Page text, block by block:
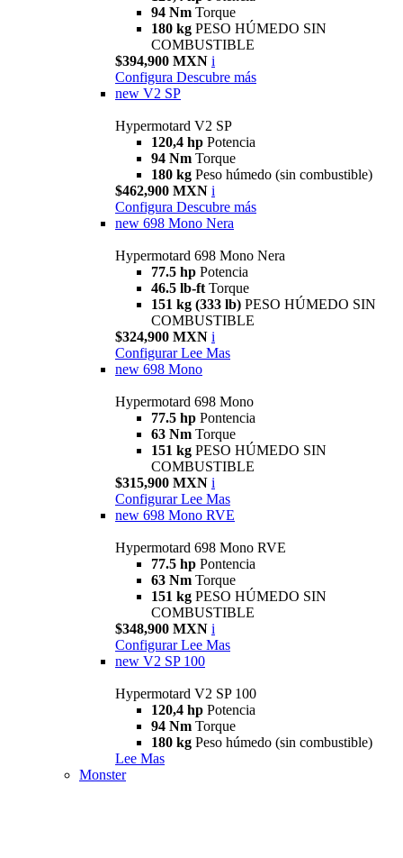
94 Nm Torque
180 kg PESO HÚMEDO SIN
COMBUSTIBLE
$394,900 MXN i
Configura Descubre más
new V2 SP
Hypermotard V2 SP
120,4 hp Potencia
94 Nm Torque
180 kg Peso húmedo (sin combustible)
$462,900 MXN i
Configura Descubre más
new 698 Mono Nera
Hypermotard 698 Mono Nera
77.5 hp Potencia
46.5 lb-ft Torque
151 kg (333 lb) PESO HÚMEDO SIN
COMBUSTIBLE
$324,900 MXN i
Configurar Lee Mas
new 698 Mono
Hypermotard 698 Mono
77.5 hp Pontencia
63 Nm Torque
151 kg PESO HÚMEDO SIN
COMBUSTIBLE
$315,900 MXN i
Configurar Lee Mas
new 698 Mono RVE
Hypermotard 698 Mono RVE
77.5 hp Pontencia
63 Nm Torque
151 kg PESO HÚMEDO SIN
COMBUSTIBLE
$348,900 MXN i
Configurar Lee Mas
new V2 SP 100
Hypermotard V2 SP 100
120,4 hp Potencia
94 Nm Torque
180 kg Peso húmedo (sin combustible)
Lee Mas
Monster